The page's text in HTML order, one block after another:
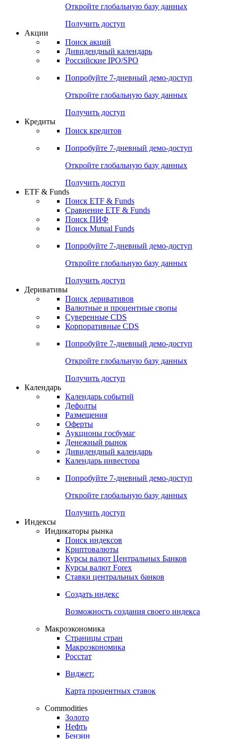
Опросы
Попробуйте7-дневный
Откройте глобальную базу данных
Получить доступ
Поиск акций
Российские IPO/SPO
Попробуйте7-дневный
Откройте глобальную базу данных
Получить доступ
Поиск кредитов
Попробуйте7-дневный
Откройте глобальную базу данных
Получить доступ
ETF & Funds
Сравнение ETF & Funds
Поиск Mutual Funds
Попробуйте7-дневный
Откройте глобальную базу данных
Получить доступ
Деривативы
Валютные и процентные свопы
Корпоративные CDS
Попробуйте7-дневный
Откройте глобальную базу данных
Получить доступ
Календарь
Календарь событий
Дефолты
Размещения
Оферты
Денежный рынок
Календарь инвестора
Попробуйте7-дневный
Откройте глобальную базу данных
Получить доступ
Индикаторы рынка
Поиск индексов
Курсы валют Центральных Банков
Ставки центральных банков
Создать индекс
Возможность создания своего индекса
Страницы стран
Росстат
Виджет:
Карта процентных ставок